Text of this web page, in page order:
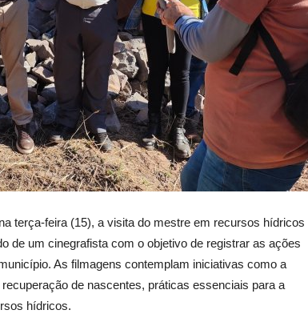
terça-feira (15), a visita do mestre em recursos hídricos
de um cinegrafista com o objetivo de registrar as ações
As filmagens contemplam iniciativas como a
de nascentes, práticas essenciais para a
hídricos.